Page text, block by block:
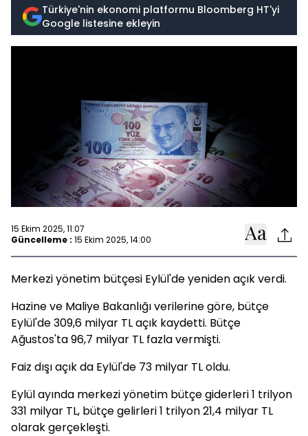
Türkiye'nin ekonomi platformu Bloomberg HT'yi
Google listesine ekleyin
15 Ekim 2025, 11:07
Güncelleme : 15 Ekim 2025, 14:00
Merkezi yönetim bütçesi Eylül'de yeniden açık verdi.
Hazine ve Maliye Bakanlığı verilerine göre, bütçe
Eylül'de 309,6 milyar TL açık kaydetti. Bütçe
Ağustos'ta 96,7 milyar TL fazla vermişti.
Faiz dışı açık da Eylül'de 73 milyar TL oldu.
Eylül ayında merkezi yönetim bütçe giderleri 1 trilyon
331 milyar TL, bütçe gelirleri 1 trilyon 21,4 milyar TL
olarak gerçekleşti.